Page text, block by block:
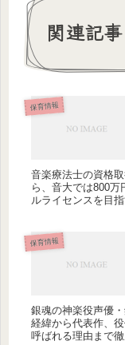
関連記事
保育情報
音楽療法士の資格
ら、音大では800
ルライセンスを目
保育情報
銀魂の神楽役声優
経緯から代表作、
呼ばれる理由まで